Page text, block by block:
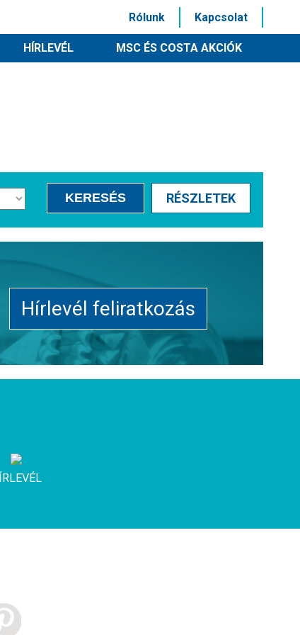
Rólunk Kapcsolat
HÍRLEVÉL
MSC ÉS COSTA AKCIÓK
KERESÉS RÉSZLETEK
Hírlevél feliratkozás